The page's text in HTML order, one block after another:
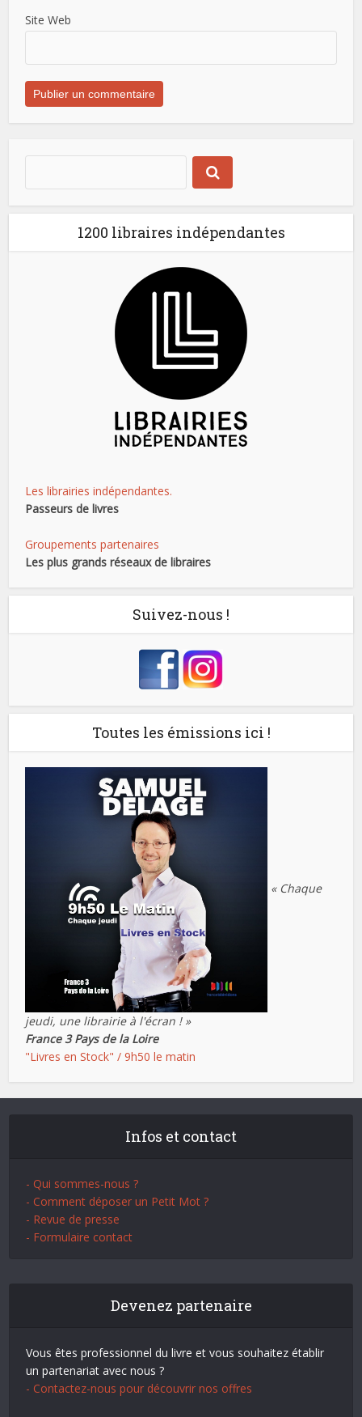
Site Web
1200 libraires indépendantes
Les librairies indépendantes.
Passeurs de livres
Groupements partenaires
Les plus grands réseaux de libraires
Suivez-nous !
Toutes les émissions ici !
« Chaque
jeudi, une librairie à l'écran ! »
France 3 Pays de la Loire
"Livres en Stock" / 9h50 le matin
Infos et contact
- Qui sommes-nous ?
- Comment déposer un Petit Mot ?
- Revue de presse
- Formulaire contact
Devenez partenaire
Vous êtes professionnel du livre et vous souhaitez établir
un partenariat avec nous ?
- Contactez-nous pour découvrir nos offres